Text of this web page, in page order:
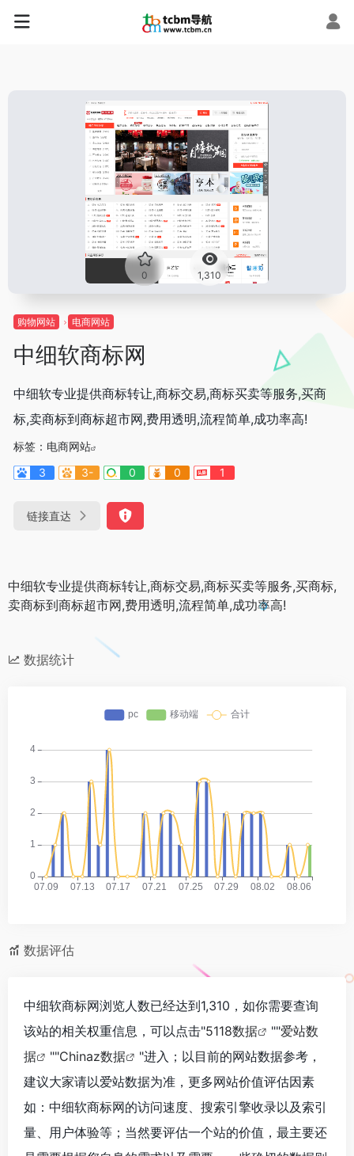
0 1,310
购物网站 电商网站
中细软商标网
中细软专业提供商标转让,商标交易,商标买卖等服务,买商
标,卖商标到商标超市网,费用透明,流程简单,成功率高!
标签： 电商网站
3
3- 0 0 1
链接直达
中细软专业提供商标转让,商标交易,商标买卖等服务,买商标,
卖商标到商标超市网,费用透明,流程简单,成功率高!
数据统计
数据评估
中细软商标网浏览人数已经达到1,310，如你需要查询
该站的相关权重信息，可以点击"5118数据 ""爱站数
据
""Chinaz数据
"进入；以目前的网站数据参考，
建议大家请以爱站数据为准，更多网站价值评估因素
如：中细软商标网的访问速度、搜索引擎收录以及索引
量、用户体验等；当然要评估一个站的价值，最主要还